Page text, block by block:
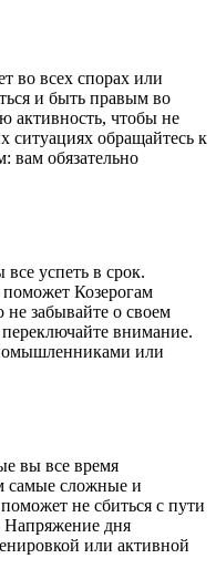
во всех спорах или
и быть правым во
активность, чтобы не
ситуациях обращайтесь к
вам обязательно
успеть в срок.
Козерогам
не забывайте о своем
внимание.
или
вы все время
самые сложные и
не сбиться с пути
Напряжение дня
или активной